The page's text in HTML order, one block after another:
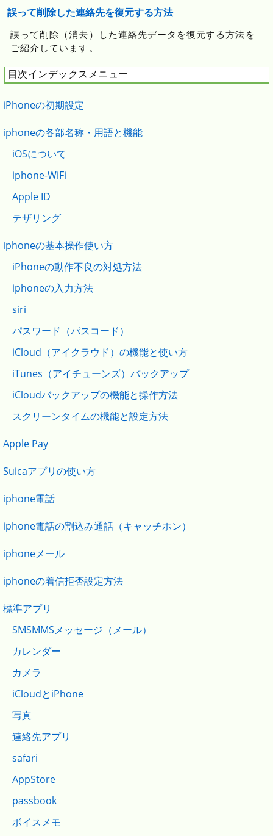
誤って削除した連絡先を復元する方法
誤って削除（消去）した連絡先データを復元する方法を
ご紹介しています。
目次インデックスメニュー
iPhoneの初期設定
iphoneの各部名称・用語と機能
iOSについて
iphone-WiFi
Apple ID
テザリング
iphoneの基本操作使い方
iPhoneの動作不良の対処方法
iphoneの入力方法
siri
パスワード（パスコード）
iCloud（アイクラウド）の機能と使い方
iTunes（アイチューンズ）バックアップ
iCloudバックアップの機能と操作方法
スクリーンタイムの機能と設定方法
Apple Pay
Suicaアプリの使い方
iphone電話
iphone電話の割込み通話（キャッチホン）
iphoneメール
iphoneの着信拒否設定方法
標準アプリ
SMSMMSメッセージ（メール）
カレンダー
カメラ
iCloudとiPhone
写真
連絡先アプリ
safari
AppStore
passbook
ボイスメモ